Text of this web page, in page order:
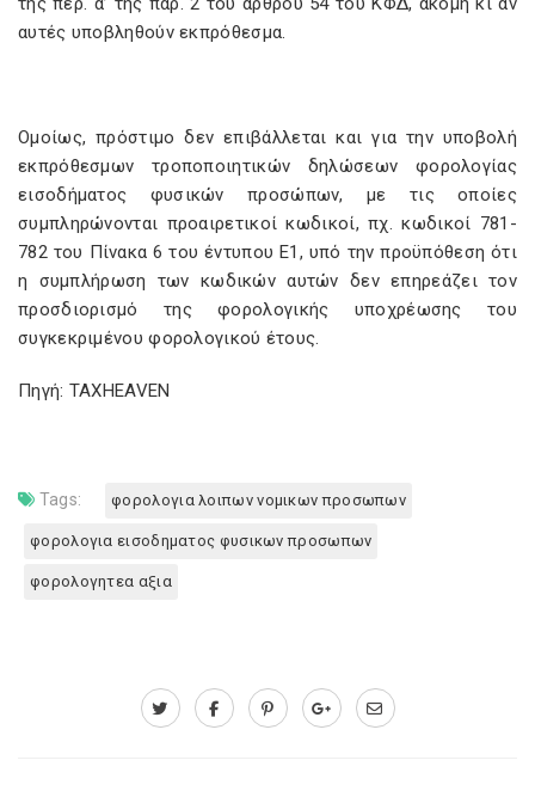
αυτές υποβληθούν εκπρόθεσμα.
Ομοίως, πρόστιμο δεν επιβάλλεται και για την υποβολή
εκπρόθεσμων τροποποιητικών δηλώσεων φορολογίας
εισοδήματος φυσικών προσώπων, με τις οποίες
συμπληρώνονται προαιρετικοί κωδικοί, πχ. κωδικοί 781-
782 του Πίνακα 6 του έντυπου Ε1, υπό την προϋπόθεση ότι
η συμπλήρωση των κωδικών αυτών δεν επηρεάζει τον
προσδιορισμό της φορολογικής υποχρέωσης του
συγκεκριμένου φορολογικού έτους.
Πηγή: TAXHEAVEN
Tags: φορολογια λοιπων νομικων προσωπων
φορολογια εισοδηματος φυσικων προσωπων
φορολογητεα αξια